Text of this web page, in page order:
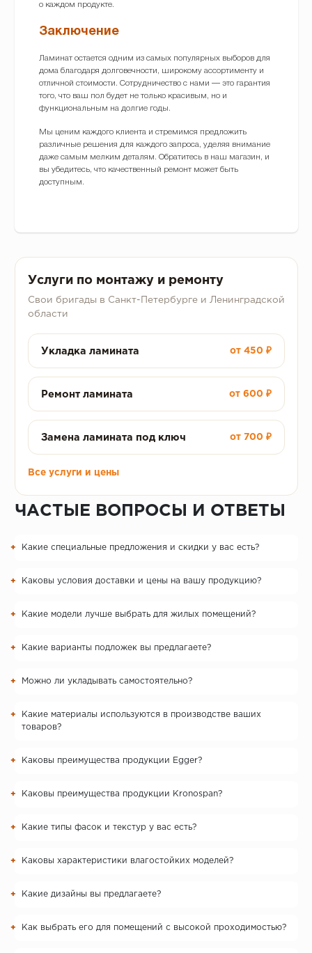
о каждом продукте.
Заключение
Ламинат остается одним из самых популярных выборов для
дома благодаря долговечности, широкому ассортименту и
отличной стоимости. Сотрудничество с нами — это гарантия
того, что ваш пол будет не только красивым, но и
функциональным на долгие годы.
Мы ценим каждого клиента и стремимся предложить
различные решения для каждого запроса, уделяя внимание
даже самым мелким деталям. Обратитесь в наш магазин, и
вы убедитесь, что качественный ремонт может быть
доступным.
Услуги по монтажу и ремонту
Свои бригады в Санкт-Петербурге и Ленинградской
области
Укладка ламината от 450 ₽
Ремонт ламината от 600 ₽
Замена ламината под ключ от 700 ₽
Все услуги и цены
ЧАСТЫЕ ВОПРОСЫ И ОТВЕТЫ
Какие специальные предложения и скидки у вас есть?
Каковы условия доставки и цены на вашу продукцию?
Какие модели лучше выбрать для жилых помещений?
Какие варианты подложек вы предлагаете?
Можно ли укладывать самостоятельно?
Какие материалы используются в производстве ваших
товаров?
Каковы преимущества продукции Egger?
Каковы преимущества продукции Kronospan?
Какие типы фасок и текстур у вас есть?
Каковы характеристики влагостойких моделей?
Какие дизайны вы предлагаете?
Как выбрать его для помещений с высокой проходимостью?